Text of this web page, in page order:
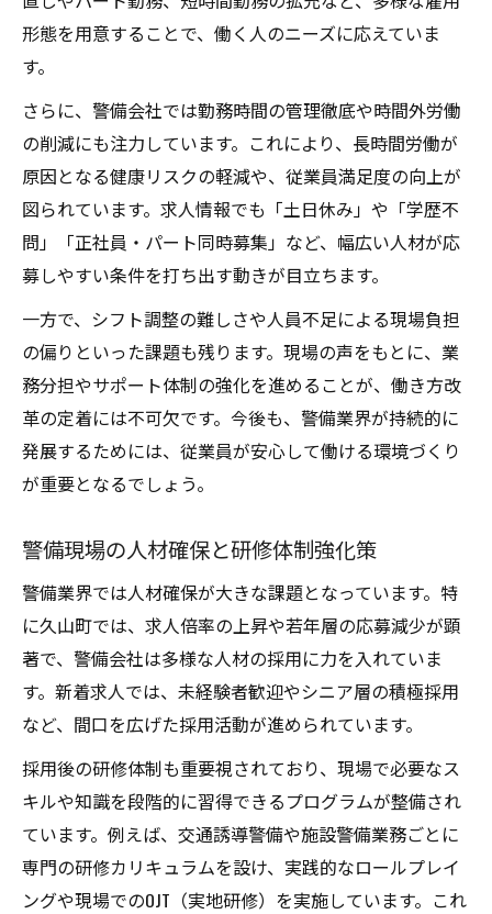
形態を用意することで、働く人のニーズに応えていま
す。
さらに、警備会社では勤務時間の管理徹底や時間外労働
の削減にも注力しています。これにより、長時間労働が
原因となる健康リスクの軽減や、従業員満足度の向上が
図られています。求人情報でも「土日休み」や「学歴不
問」「正社員・パート同時募集」など、幅広い人材が応
募しやすい条件を打ち出す動きが目立ちます。
一方で、シフト調整の難しさや人員不足による現場負担
の偏りといった課題も残ります。現場の声をもとに、業
務分担やサポート体制の強化を進めることが、働き方改
革の定着には不可欠です。今後も、警備業界が持続的に
発展するためには、従業員が安心して働ける環境づくり
が重要となるでしょう。
警備現場の人材確保と研修体制強化策
警備業界では人材確保が大きな課題となっています。特
に久山町では、求人倍率の上昇や若年層の応募減少が顕
著で、警備会社は多様な人材の採用に力を入れていま
す。新着求人では、未経験者歓迎やシニア層の積極採用
など、間口を広げた採用活動が進められています。
採用後の研修体制も重要視されており、現場で必要なス
キルや知識を段階的に習得できるプログラムが整備され
ています。例えば、交通誘導警備や施設警備業務ごとに
専門の研修カリキュラムを設け、実践的なロールプレイ
ングや現場でのOJT（実地研修）を実施しています。これ